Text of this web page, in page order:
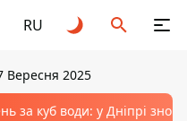
RU
Вересня 2025
за куб води: у Дніпрі